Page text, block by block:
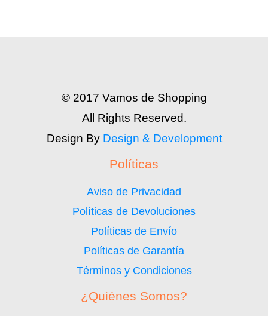
© 2017 Vamos de Shopping
All Rights Reserved.
Design By Design & Development
Políticas
Aviso de Privacidad
Políticas de Devoluciones
Políticas de Envío
Políticas de Garantía
Términos y Condiciones
¿Quiénes Somos?